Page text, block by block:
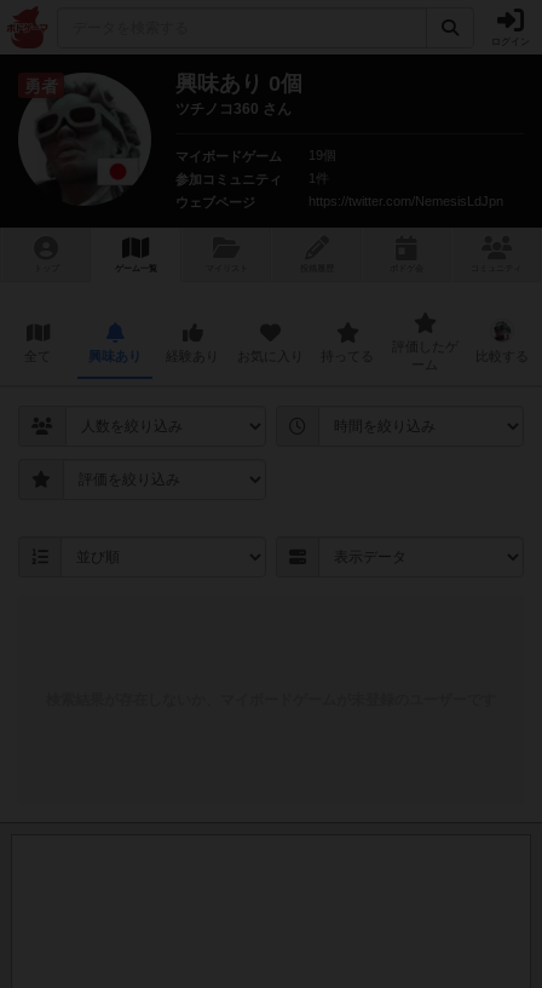
勇者 興味あり 0個
ツチノコ360 さん
マイボードゲーム
19個
参加コミュニティ
1件
ウェブページ
https://twitter.com/NemesisLdJpn
ゲーム一覧
興味あり